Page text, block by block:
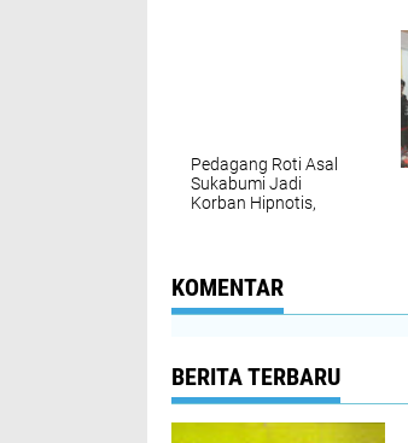
Pedagang Roti Asal
Sukabumi Jadi
Korban Hipnotis,
KOMENTAR
BERITA TERBARU